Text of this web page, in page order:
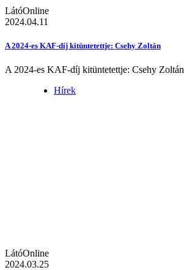
LátóOnline
2024.04.11
A 2024-es KAF-díj kitüntetettje: Csehy Zoltán
A 2024-es KAF-díj kitüntetettje: Csehy Zoltán
Hírek
LátóOnline
2024.03.25